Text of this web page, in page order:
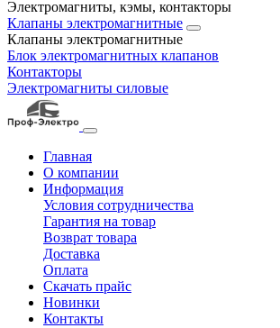
Электромагниты, кэмы, контакторы
Клапаны электромагнитные
Клапаны электромагнитные
Блок электромагнитных клапанов
Контакторы
Электромагниты силовые
Главная
О компании
Информация
Условия сотрудничества
Гарантия на товар
Возврат товара
Доставка
Оплата
Скачать прайс
Новинки
Контакты